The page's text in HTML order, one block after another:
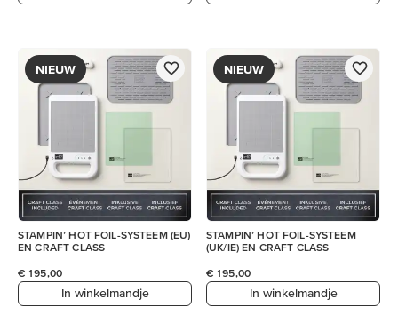
NIEUW
STAMPIN’ HOT FOIL-SYSTEEM (EU)
EN CRAFT CLASS
€ 195,00
In winkelmandje
NIEUW
STAMPIN’ HOT FOIL-SYSTEEM
(UK/IE) EN CRAFT CLASS
€ 195,00
In winkelmandje